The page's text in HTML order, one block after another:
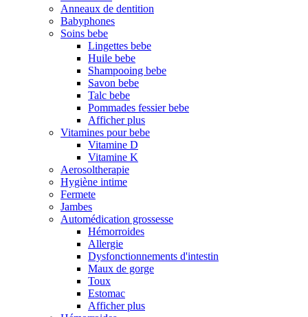
Anneaux de dentition
Babyphones
Soins bebe
Lingettes bebe
Huile bebe
Shampooing bebe
Savon bebe
Talc bebe
Pommades fessier bebe
Afficher plus
Vitamines pour bebe
Vitamine D
Vitamine K
Aerosoltherapie
Hygiène intime
Fermete
Jambes
Automédication grossesse
Hémorroides
Allergie
Dysfonctionnements d'intestin
Maux de gorge
Toux
Estomac
Afficher plus